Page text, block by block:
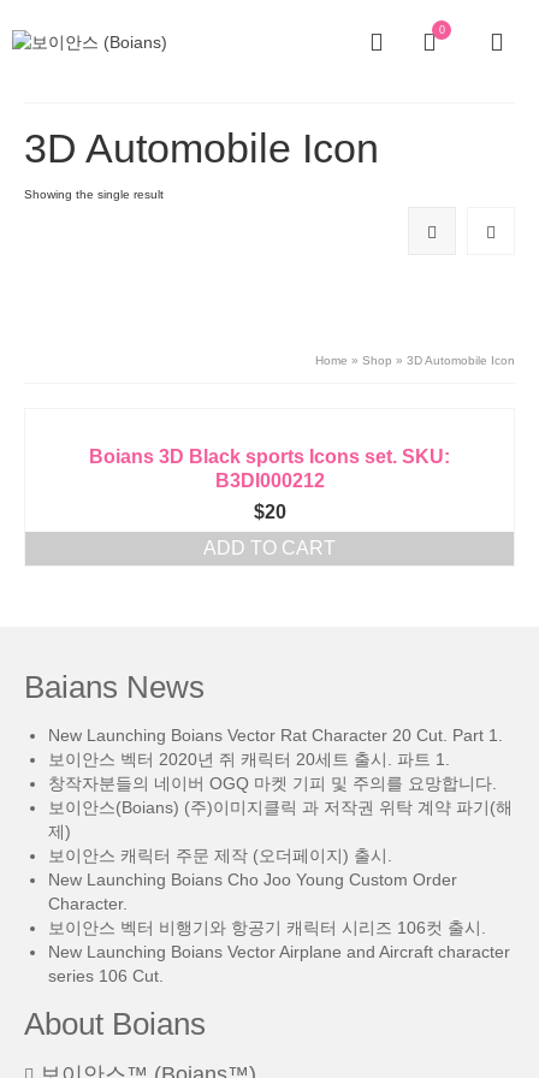
0
3D Automobile Icon
Showing the single result
Home » Shop » 3D Automobile Icon
Boians 3D Black sports Icons set. SKU:
B3DI000212
$20
ADD TO CART
Baians News
New Launching Boians Vector Rat Character 20 Cut. Part 1.
보이안스 벡터 2020년 쥐 캐릭터 20세트 출시. 파트 1.
창작자분들의 네이버 OGQ 마켓 기피 및 주의를 요망합니다.
보이안스(Boians) (주)이미지클릭 과 저작권 위탁 계약 파기(해
제)
보이안스 캐릭터 주문 제작 (오더페이지) 출시.
New Launching Boians Cho Joo Young Custom Order
Character.
보이안스 벡터 비행기와 항공기 캐릭터 시리즈 106컷 출시.
New Launching Boians Vector Airplane and Aircraft character
series 106 Cut.
About Boians